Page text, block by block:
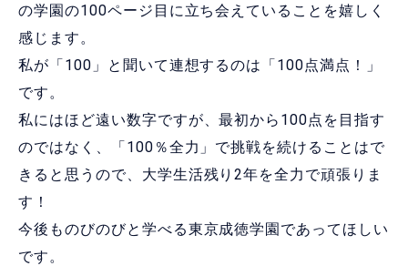
の学園の100ページ目に立ち会えていることを嬉しく
感じます。
私が「100」と聞いて連想するのは「100点満点！」
です。
私にはほど遠い数字ですが、最初から100点を目指す
のではなく、「100％全力」で挑戦を続けることはで
きると思うので、大学生活残り2年を全力で頑張りま
す！
今後ものびのびと学べる東京成徳学園であってほしい
です。